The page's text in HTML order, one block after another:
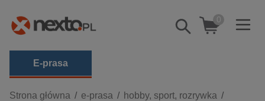
Pokaż/schowaj
wyszukiwarkę
0
E-prasa
Kategorie
Strona główna e-prasa
hobby, sport, rozrywka